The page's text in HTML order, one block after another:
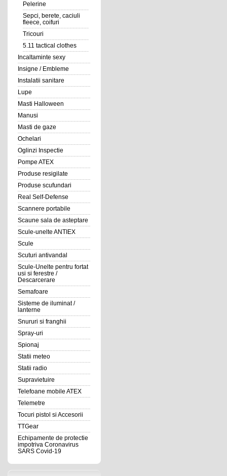
Pelerine
Sepci, berete, caciuli
fleece, coifuri
Tricouri
5.11 tactical clothes
Incaltaminte sexy
Insigne / Embleme
Instalatii sanitare
Lupe
Masti Halloween
Manusi
Masti de gaze
Ochelari
Oglinzi Inspectie
Pompe ATEX
Produse resigilate
Produse scufundari
Real Self-Defense
Scannere portabile
Scaune sala de asteptare
Scule-unelte ANTIEX
Scule
Scuturi antivandal
Scule-Unelte pentru fortat
usi si ferestre /
Descarcerare
Semafoare
Sisteme de iluminat /
lanterne
Snururi si franghii
Spray-uri
Spionaj
Statii meteo
Statii radio
Supravietuire
Telefoane mobile ATEX
Telemetre
Tocuri pistol si Accesorii
TTGear
Echipamente de protectie
impotriva Coronavirus
SARS Covid-19